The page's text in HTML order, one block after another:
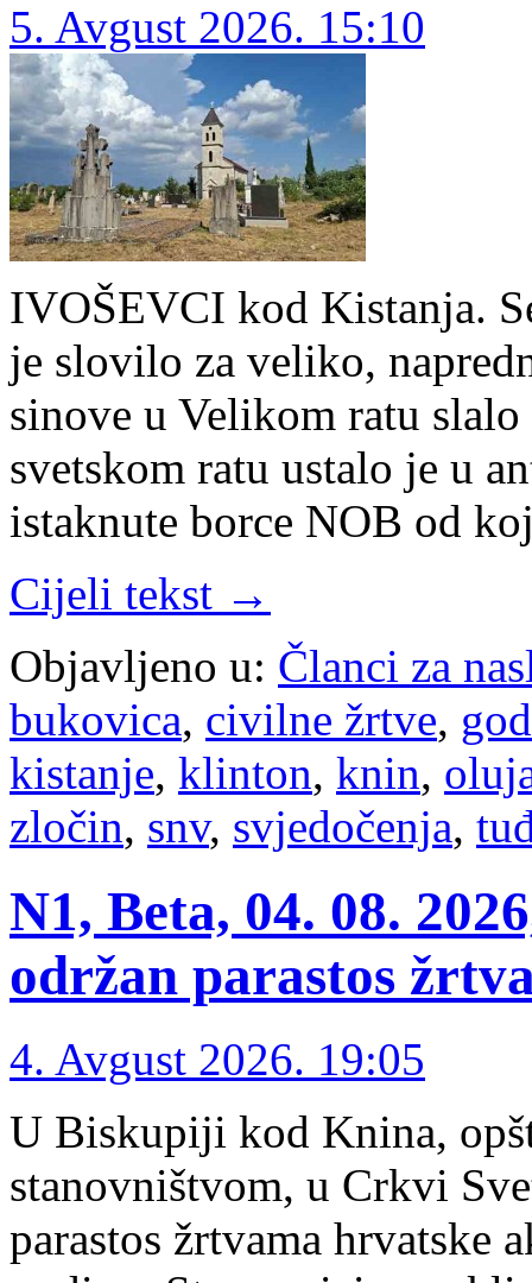
5. Avgust 2026. 15:10
IVOŠEVCI kod Kistanja.
je slovilo za veliko,
sinove u Velikom ratu
svetskom ratu ustalo je u
istaknute borce NOB od
Cijeli tekst →
Objavljeno u: Članci za
bukovica, civilne žrtve,
kistanje, klinton, knin,
zločin, snv, svjedočenja,
N1, Beta, 04. 08.
održan parastos
4. Avgust 2026. 19:05
U Biskupiji kod Knina,
stanovništvom, u Crkvi
parastos žrtvama hrvatske